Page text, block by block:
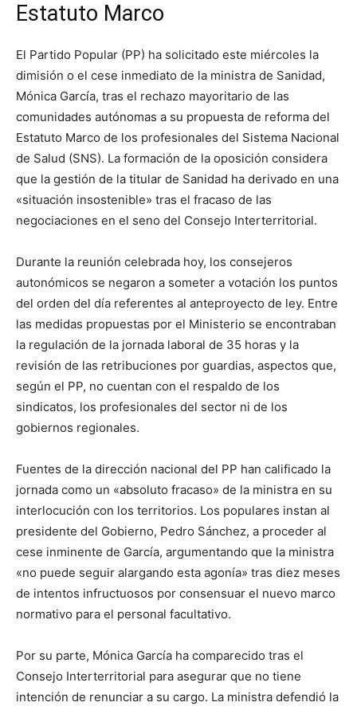
Estatuto Marco
El Partido Popular (PP) ha solicitado este miércoles la
dimisión o el cese inmediato de la ministra de Sanidad,
Mónica García, tras el rechazo mayoritario de las
comunidades autónomas a su propuesta de reforma del
Estatuto Marco de los profesionales del Sistema Nacional
de Salud (SNS). La formación de la oposición considera
que la gestión de la titular de Sanidad ha derivado en una
«situación insostenible» tras el fracaso de las
negociaciones en el seno del Consejo Interterritorial.
Durante la reunión celebrada hoy, los consejeros
autonómicos se negaron a someter a votación los puntos
del orden del día referentes al anteproyecto de ley. Entre
las medidas propuestas por el Ministerio se encontraban
la regulación de la jornada laboral de 35 horas y la
revisión de las retribuciones por guardias, aspectos que,
según el PP, no cuentan con el respaldo de los
sindicatos, los profesionales del sector ni de los
gobiernos regionales.
Fuentes de la dirección nacional del PP han calificado la
jornada como un «absoluto fracaso» de la ministra en su
interlocución con los territorios. Los populares instan al
presidente del Gobierno, Pedro Sánchez, a proceder al
cese inminente de García, argumentando que la ministra
«no puede seguir alargando esta agonía» tras diez meses
de intentos infructuosos por consensuar el nuevo marco
normativo para el personal facultativo.
Por su parte, Mónica García ha comparecido tras el
Consejo Interterritorial para asegurar que no tiene
intención de renunciar a su cargo. La ministra defendió la